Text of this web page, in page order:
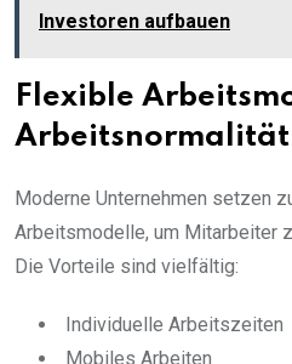
Investoren aufbauen
Flexible
Arbeitsnormalität
Moderne Unternehmen setzen
Arbeitsmodelle, um Mitarbeiter
Die Vorteile sind vielfältig:
Individuelle Arbeitszeiten
Mobiles Arbeiten